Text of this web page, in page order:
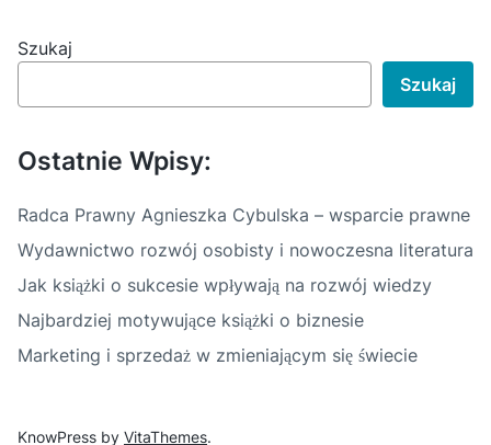
j
p
i
s
u
Szukaj
Szukaj
Ostatnie Wpisy:
Radca Prawny Agnieszka Cybulska – wsparcie prawne
Wydawnictwo rozwój osobisty i nowoczesna literatura
Jak książki o sukcesie wpływają na rozwój wiedzy
Najbardziej motywujące książki o biznesie
Marketing i sprzedaż w zmieniającym się świecie
KnowPress by VitaThemes.